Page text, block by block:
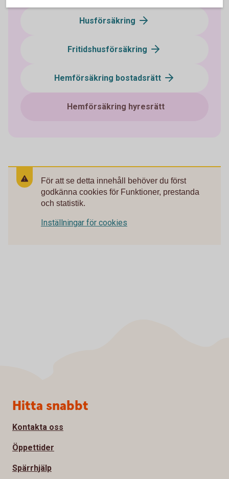
Husförsäkring
Fritidshusförsäkring
Hemförsäkring bostadsrätt
Hemförsäkring hyresrätt
För att se detta innehåll behöver du först
godkänna cookies för Funktioner, prestanda
och statistik.
Inställningar för cookies
Sidfot
Hitta snabbt
Kontakta oss
Öppettider
Spärrhjälp